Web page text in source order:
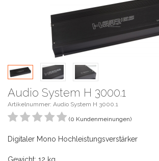
Audio System H 3000.1
Artikelnummer: Audio System H 3000.1
(0 Kundenmeinungen)
Digitaler Mono Hochleistungsverstärker